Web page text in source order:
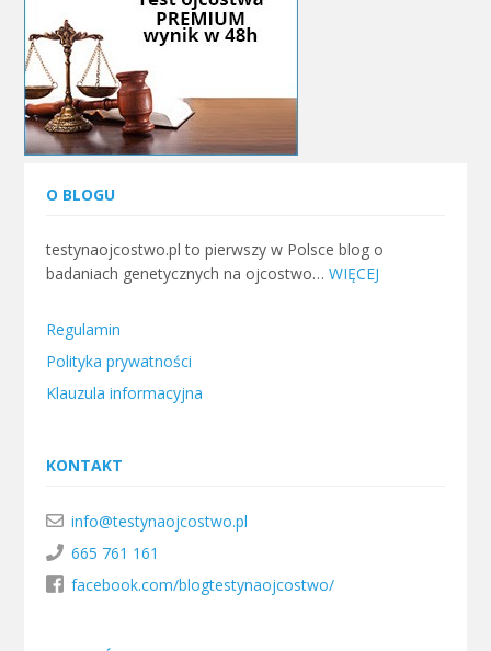
O BLOGU
testynaojcostwo.pl to pierwszy w Polsce blog o
badaniach genetycznych na ojcostwo…WIĘCEJ
Regulamin
Polityka prywatności
Klauzula informacyjna
KONTAKT
info@testynaojcostwo.pl
665 761 161
facebook.com/blogtestynaojcostwo/